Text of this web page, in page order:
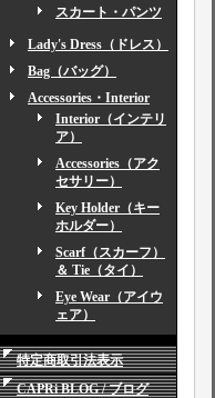
スカート・パンツ
Lady's Dress（ドレス）
Bag（バッグ）
Accessories・Interior
Interior（インテリ
ア）
Accessories（アク
セサリー）
Key Holder（キー
ホルダー）
Scarf（スカーフ）
＆ Tie（タイ）
Eye Wear（アイウ
ェア）
特定商取引法表示
CAPRi BLOG / ブログ